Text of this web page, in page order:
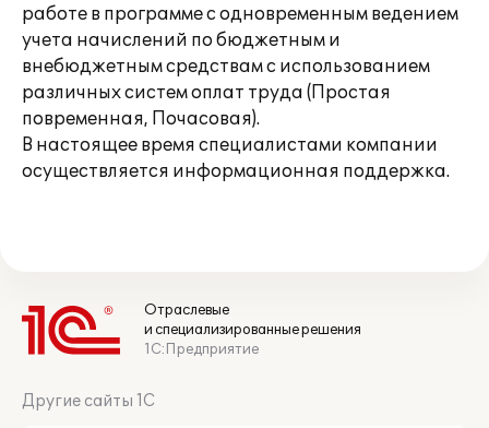
работе в программе с одновременным ведением
учета начислений по бюджетным и
внебюджетным средствам с использованием
различных систем оплат труда (Простая
повременная, Почасовая).
В настоящее время специалистами компании
осуществляется информационная поддержка.
Отраслевые
и специализированные решения
1С:Предприятие
Другие сайты 1С